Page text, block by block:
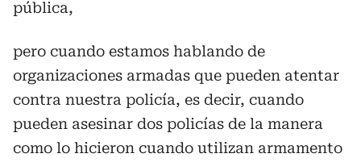
pública,
pero cuando estamos hablando de
organizaciones armadas que pueden atentar
contra nuestra policía, es decir, cuando
pueden asesinar dos policías de la manera
como lo hicieron cuando utilizan armamento